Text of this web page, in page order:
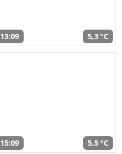
13:09 5,3 °C
15:09 5,5 °C